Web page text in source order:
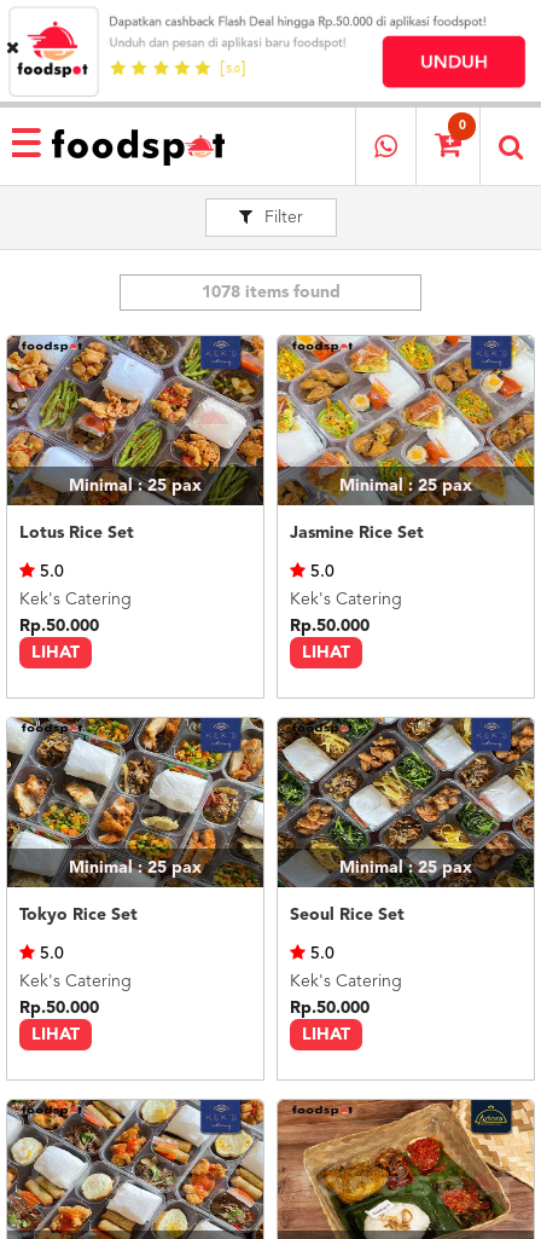
HOME
MENU
RESTAURANT
MEREKA
KATALOG
LOYALTY
PROGRAM
FAQ
ABOUT
BLOG
TERMS
CALL
CENTER
021
5091
3494
LOGIN
DAFTAR
0
Filter
1078 items found
Minimal : 25pax
Lotus Rice Set
LIHAT
5.0
Kek's Catering
Rp.50.000
Minimal : 25pax
Jasmine Rice Set
LIHAT
5.0
Kek's Catering
Rp.50.000
Minimal : 25pax
Tokyo Rice Set
LIHAT
5.0
Kek's Catering
Rp.50.000
Minimal : 25pax
Seoul Rice Set
LIHAT
5.0
Kek's Catering
Rp.50.000